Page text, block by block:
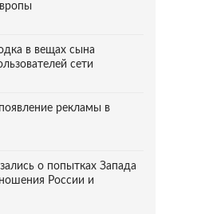
в вещах сына
сети
рекламы в
о попытках Запада
России и